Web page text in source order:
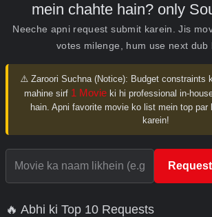
mein chahte hain? only
Neeche apni request submit karein. Jis
votes milenge, hum use next dub
⚠️ Zaroori Suchna (Notice): Budget constraints
mahine sirf 1 Movie ki hi professional in-
hain. Apni favorite movie ko list mein top par
karein!
🔥 Abhi ki Top 10 Requests